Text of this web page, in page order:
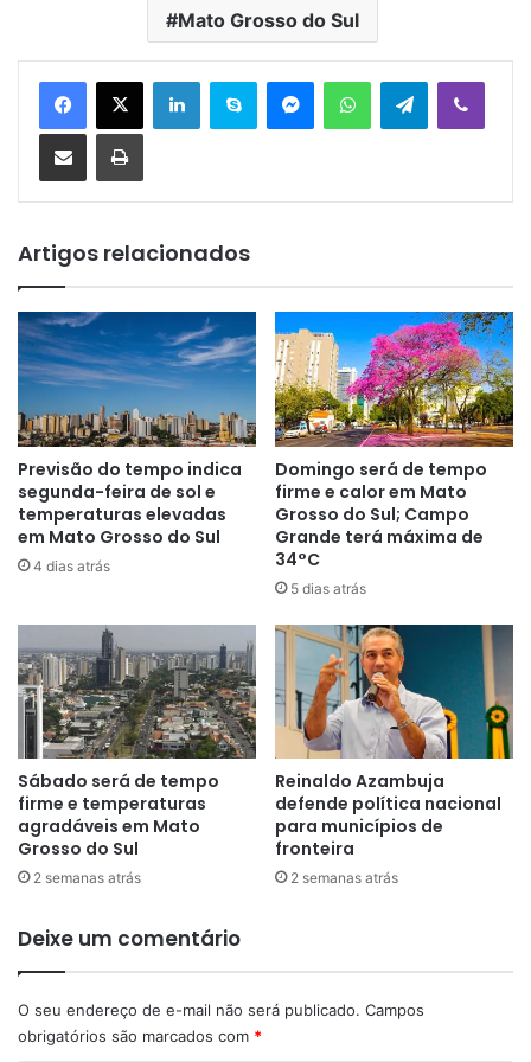
Mato Grosso do Sul
Telegram
Artigos relacionados
Previsão do tempo indica
segunda-feira de sol e
temperaturas elevadas
em Mato Grosso do Sul
4 dias atrás
Domingo será de tempo
firme e calor em Mato
Grosso do Sul; Campo
Grande terá máxima de
34°C
5 dias atrás
Sábado será de tempo
firme e temperaturas
agradáveis em Mato
Grosso do Sul
2 semanas atrás
Reinaldo Azambuja
defende política nacional
para municípios de
fronteira
2 semanas atrás
Deixe um comentário
O seu endereço de e-mail não será publicado. Campos
obrigatórios são marcados com *